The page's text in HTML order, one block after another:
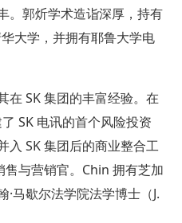
。郭炘学术造诣深厚，持有
大学，并拥有耶鲁大学电
在 SK 集团的丰富经验。在
SK 电讯的首个风险投资
入 SK 集团后的商业整合工
售与营销官。Chin 拥有芝加
马歇尔法学院法学博士（J.